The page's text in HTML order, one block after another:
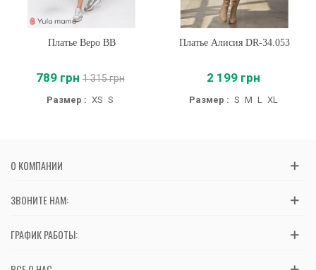
Платье Веро BB
789 грн 1 315 грн
Размер : XS S
Платье Алисия DR-34.053
2 199 грн
Размер : S M L XL
О КОМПАНИИ
ЗВОНИТЕ НАМ:
ГРАФИК РАБОТЫ: